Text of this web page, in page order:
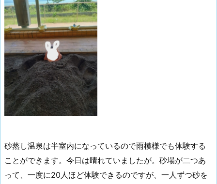
砂蒸し温泉は半室内になっているので雨模様でも体験する
ことができます。今日は晴れていましたが。砂場が二つあ
って、一度に20人ほど体験できるのですが、一人ずつ砂を